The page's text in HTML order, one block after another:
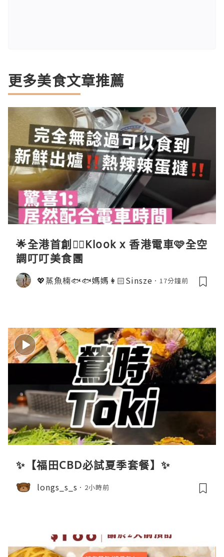
更多美食文章推薦
🌟全港首創☝🏻Klook x 香港電車🩷全空
調叮叮美食團
💖蒸魚楠🐟🐟媽媽👩🏻Sinsze 17分鐘前
✨【福田CBD必試夏季套餐】✨
longs_s_s 2小時前